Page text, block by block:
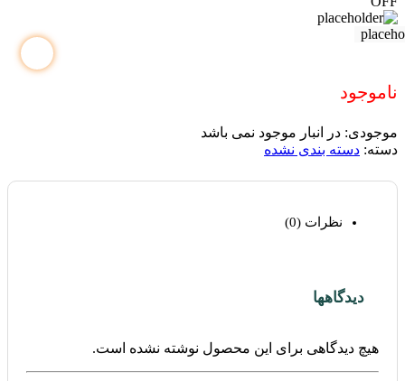
ناموجود
موجودی: در انبار موجود نمی باشد
دسته: دسته بندی نشده
نظرات (0)
دیدگاهها
هیچ دیدگاهی برای این محصول نوشته نشده است.